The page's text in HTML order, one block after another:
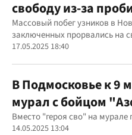
свободу из-за
Массовый побег узников в
заключенных прорвались на
17.05.2025 18:40
В Подмосковье к 9
мурал с бойцом
Вместо "героя сво" на
14.05.2025 13:04